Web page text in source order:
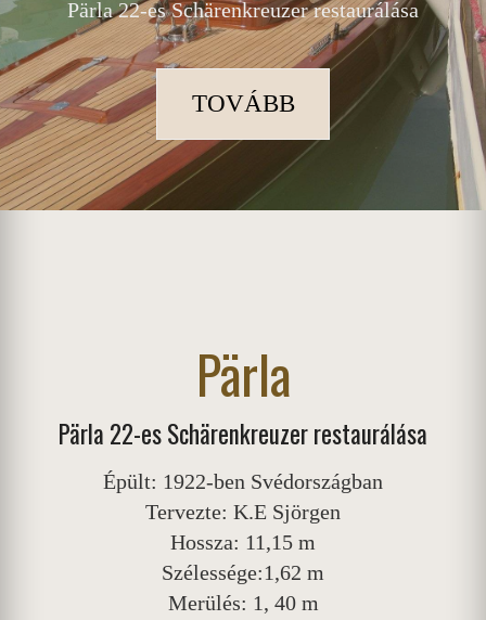
Pärla 22-es Schärenkreuzer restaurálása
TOVÁBB
Pärla
Pärla 22-es Schärenkreuzer restaurálása
Épült: 1922-ben Svédországban
Tervezte: K.E Sjörgen
Hossza: 11,15 m
Szélessége:1,62 m
Merülés: 1, 40 m